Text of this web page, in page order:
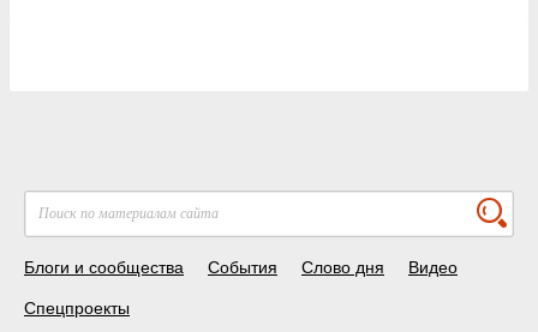
Блоги и сообщества События Слово дня Видео
Спецпроекты